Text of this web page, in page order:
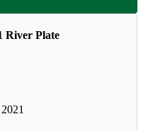
River Plate